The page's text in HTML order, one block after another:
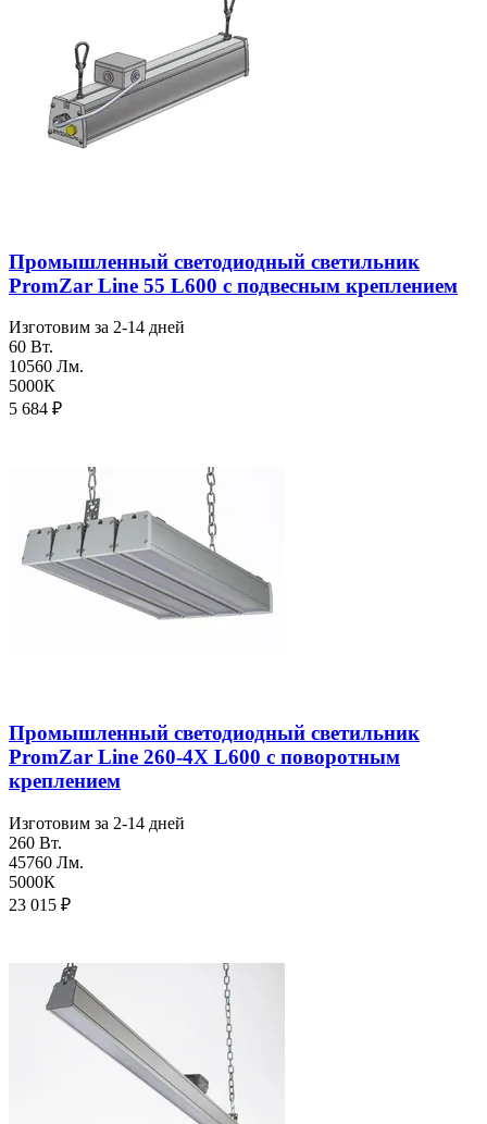
Промышленный светодиодный светильник
PromZar Line 55 L600 с подвесным креплением
Изготовим за 2-14 дней
60 Вт.
10560 Лм.
5000К
5 684 ₽
Промышленный светодиодный светильник
PromZar Line 260-4Х L600 с поворотным
креплением
Изготовим за 2-14 дней
260 Вт.
45760 Лм.
5000К
23 015 ₽